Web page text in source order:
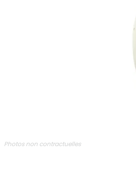
Photos non contractuelles